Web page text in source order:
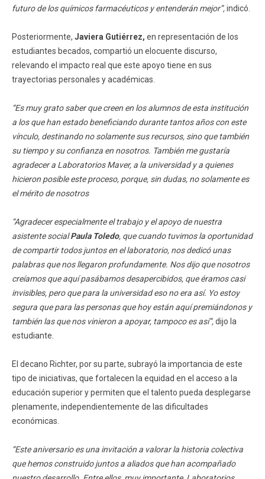
futuro de los químicos farmacéuticos y entenderán mejor”,indicó.
Posteriormente, Javiera Gutiérrez, en representación de los
estudiantes becados, compartió un elocuente discurso,
relevando el impacto real que este apoyo tiene en sus
trayectorias personales y académicas.
“Es muy grato saber que creen en los alumnos de esta institución
a los que han estado beneficiando durante tantos años con este
vínculo, destinando no solamente sus recursos, sino que también
su tiempo y su confianza en nosotros. También me gustaría
agradecer a Laboratorios Maver, a la universidad y a quienes
hicieron posible este proceso, porque, sin dudas, no solamente es
el mérito de nosotros
“Agradecer especialmente el trabajo y el apoyo de nuestra
asistente socialPaula Toledo, que cuando tuvimos la oportunidad
de compartir todos juntos en el laboratorio, nos dedicó unas
palabras que nos llegaron profundamente. Nos dijo que nosotros
creíamos que aquí pasábamos desapercibidos, que éramos casi
invisibles, pero que para la universidad eso no era así. Yo estoy
segura que para las personas que hoy están aquí premiándonos y
también las que nos vinieron a apoyar, tampoco es así”,dijo la
estudiante.
El decano Richter, por su parte, subrayó la importancia de este
tipo de iniciativas, que fortalecen la equidad en el acceso a la
educación superior y permiten que el talento pueda desplegarse
plenamente, independientemente de las dificultades
económicas.
“Este aniversario es una invitación a valorar la historia colectiva
que hemos construido juntos a aliados que han acompañado